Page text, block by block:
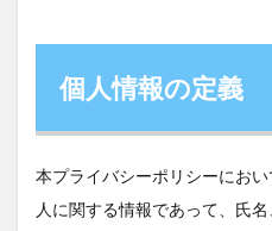
個人情報の定義
本プライバシーポリシーにお
人に関する情報であって、氏